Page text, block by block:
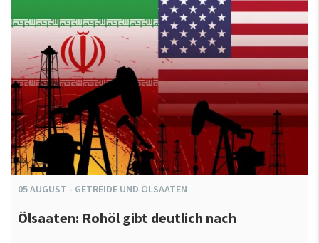
05AUGUST - GETREIDE UND ÖLSAATEN
Ölsaaten: Rohöl gibt deutlich nach